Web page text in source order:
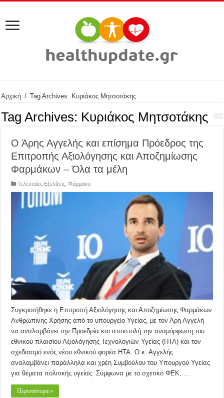
Αρχική / Tag Archives: Κυριάκος Μητσοτάκης
Tag Archives: Κυριάκος Μητσοτάκης
Ο Άρης Αγγελής και επίσημα Πρόεδρος της
Επιτροπής Αξιολόγησης και Αποζημίωσης
Φαρμάκων – Όλα τα μέλη
Τελευταίες Εξελίξεις ,Φάρμακο
Συγκροτήθηκε η Επιτροπή Αξιολόγησης και Αποζημίωσης Φαρμάκων
Ανθρώπινης Χρήσης από το υπουργείο Υγείας, με τον Άρη Αγγελή
να αναλαμβάνει την Προεδρία και αποστολή την αναμόρφωση του
εθνικού πλαισίου Αξιολόγησης Τεχνολογιών Υγείας (HTA) και τον
σχεδιασμό ενός νέου εθνικού φορέα HTA. Ο κ. Αγγελής
αναλαμβάνει παράλληλα και χρέη Συμβούλου του Υπουργού Υγείας
για θέματα πολιτικής υγείας. Σύμφωνα με το σχετικό ΦΕΚ, …
Περισσότερα »